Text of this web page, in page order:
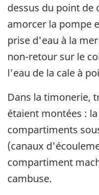
dessus du point de
amorcer la pompe
prise d'eau à la
non-retour sur le
l'eau de la cale à
Dans la timonerie,
étaient montées :
compartiments
(canaux
compartiment
cambuse.